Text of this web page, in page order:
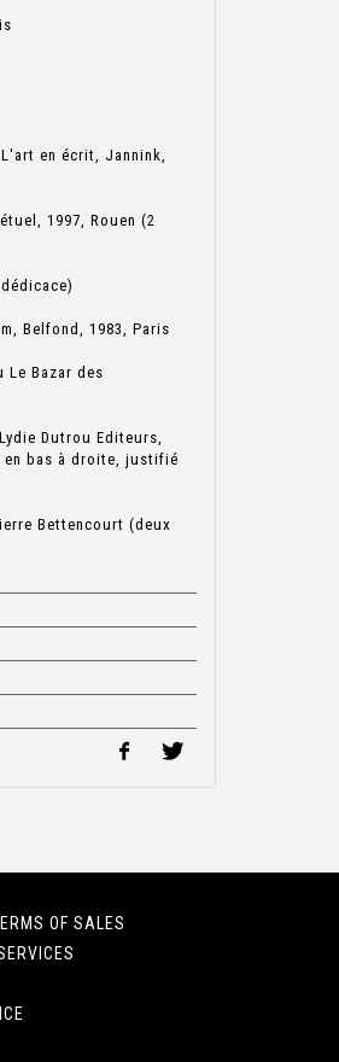
en écrit, Jannink,
1997, Rouen (2
Belfond, 1983, Paris
Bazar des
Dutrou Editeurs,
en bas à droite, justifié
Bettencourt (deux
OF SALES